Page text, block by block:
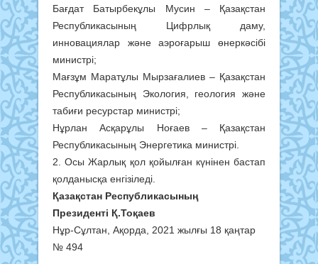
Бағдат Батырбекұлы Мусин – Қазақстан
Республикасының Цифрлық даму,
инновациялар және аэроғарыш өнеркәсібі
министрі;
Мағзұм Маратұлы Мырзағалиев – Қазақстан
Республикасының Экология, геология және
табиғи ресурстар министрі;
Нұрлан Асқарұлы Ноғаев – Қазақстан
Республикасының Энергетика министрі.
2. Осы Жарлық қол қойылған күнінен бастап
қолданысқа енгізіледі.
Қазақстан Республикасының
Президенті Қ.Тоқаев
Нұр-Сұлтан, Ақорда, 2021 жылғы 18 қаңтар
№ 494